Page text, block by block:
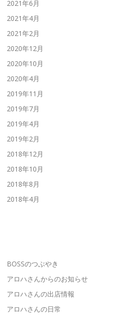
2021年6月
2021年4月
2021年2月
2020年12月
2020年10月
2020年4月
2019年11月
2019年7月
2019年4月
2019年2月
2018年12月
2018年10月
2018年8月
2018年4月
BOSSのつぶやき
アロハさんからのお知らせ
アロハさんの出店情報
アロハさんの日常